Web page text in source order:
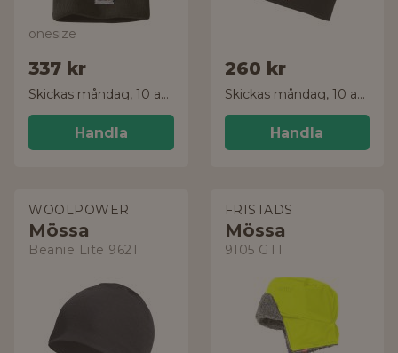
onesize
337 kr
Skickas måndag, 10 aug.
Handla
260 kr
Skickas måndag, 10 aug.
Handla
WOOLPOWER
Mössa
Beanie Lite 9621
FRISTADS
Mössa
9105 GTT